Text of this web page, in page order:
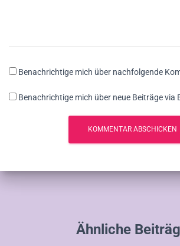
Benachrichtige mich über nachfolgende
Benachrichtige mich über neue Beiträge via
Ähnliche